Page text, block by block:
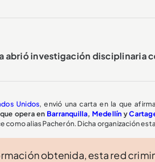
abrió investigación disciplinaria
Unidos, envió una carta en la que
opera en Barranquilla, Medellín y
como alias Pacherón. Dicha organización
obtenida, esta red